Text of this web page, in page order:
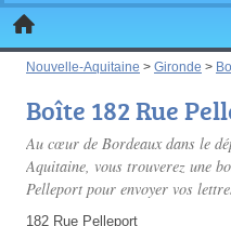
Nouvelle-Aquitaine > Gironde >
Boîte 182 Rue
Au cœur de Bordeaux dans le
Aquitaine, vous trouverez une
Pelleport pour envoyer vos
182 Rue Pelleport